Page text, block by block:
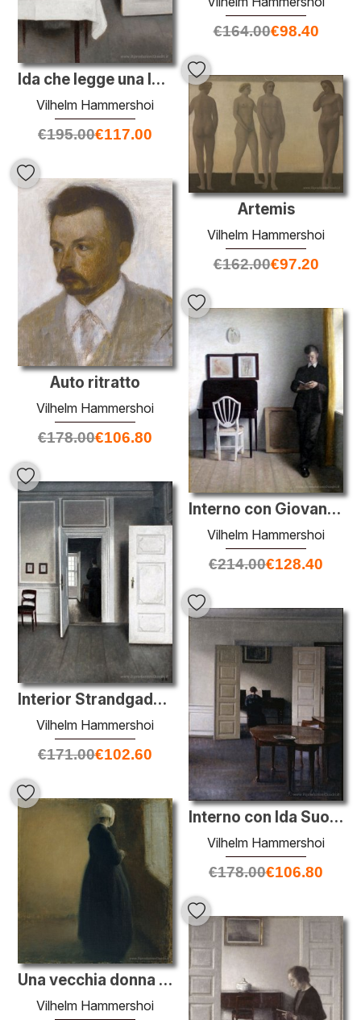
€164.00€98.40
Ida che legge una lettera
Vilhelm Hammershoi
€195.00€117.00
Artemis
Vilhelm Hammershoi
€162.00€97.20
Auto ritratto
Vilhelm Hammershoi
€178.00€106.80
Interno con Giovane Che Legge
Vilhelm Hammershoi
€214.00€128.40
Interior Strandgade 30
Vilhelm Hammershoi
€171.00€102.60
Interno con Ida Suonare il pianoforte
Vilhelm Hammershoi
€178.00€106.80
Una vecchia donna in piedi da una finestra
Vilhelm Hammershoi